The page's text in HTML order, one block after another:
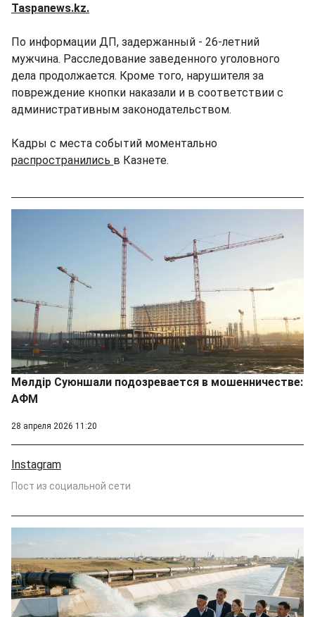
Taspanews.kz.
По информации ДП, задержанный - 26-летний
мужчина. Расследование заведенного уголовного
дела продолжается. Кроме того, нарушителя за
повреждение кнопки наказали и в соответствии с
административным законодательством.
Кадры с места событий моментально
распространились в Казнете.
Мөлдір Суюншали подозревается в мошенничестве:
АФМ
28 апреля 2026 11:20
Instagram
Пост из социальной сети